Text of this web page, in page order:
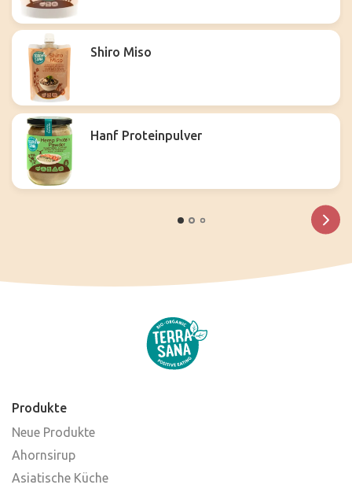
Shiro Miso
Hanf Proteinpulver
Produkte
Neue Produkte
Ahornsirup
Asiatische Küche